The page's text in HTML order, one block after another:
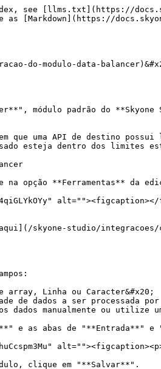
see [llms.txt](https://
[Markdown](https://
do-modulo-data-
módulo padrão do
que uma API de destino
esteja dentro dos limites
na opção **Ferramentas** da
skyone-studio/integracoes/
Linha ou Caracter&#x20;
de dados a ser processada
manualmente ou utilize
e as abas de "**Entrada**" e
clique em "**Salvar**".